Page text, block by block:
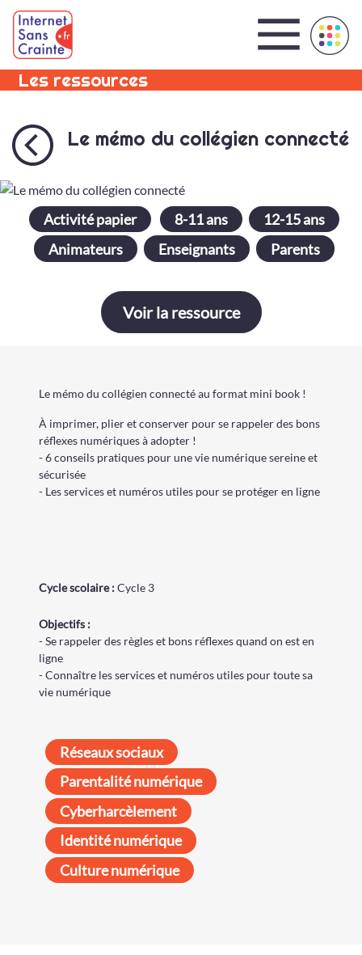
Panneau de gestion des cookies
Les ressources
Le mémo du collégien connecté
Activité papier 8-11 ans
12-15 ans
Animateurs
Enseignants Parents
Voir la ressource
Le mémo du collégien connecté au format mini book !
À imprimer, plier et conserver pour se rappeler des bons
réflexes numériques à adopter !
- 6 conseils pratiques pour une vie numérique sereine et
sécurisée
- Les services et numéros utiles pour se protéger en ligne
Cyclescolaire:Cycle 3
Objectifs :
- Se rappeler des règles et bons réflexes quand on est en
ligne
- Connaître les services et numéros utiles pour toute sa
vie numérique
Réseaux sociaux
Parentalité numérique
Cyberharcèlement
Identité numérique
Culture numérique